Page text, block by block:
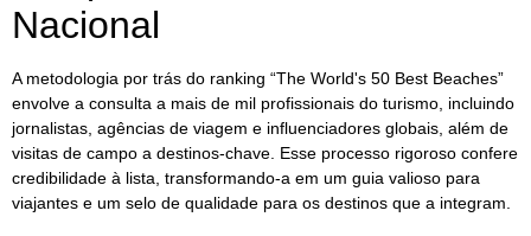
Nacional
A metodologia por trás do ranking “The World's 50 Best Beaches”
envolve a consulta a mais de mil profissionais do turismo, incluindo
jornalistas, agências de viagem e influenciadores globais, além de
visitas de campo a destinos-chave. Esse processo rigoroso confere
credibilidade à lista, transformando-a em um guia valioso para
viajantes e um selo de qualidade para os destinos que a integram.